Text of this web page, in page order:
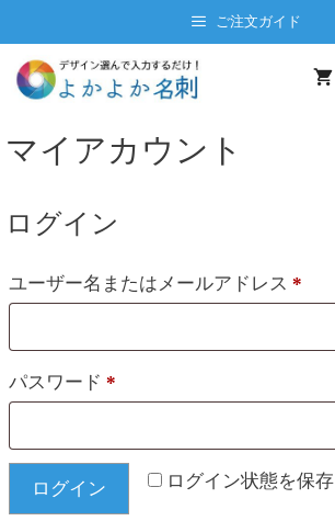
ン
へ
ッ
ご注文ガイド
マイアカウント
ログイン
ユーザー名またはメールアドレス *
パスワード *
ログイン状態を保存
ログイン